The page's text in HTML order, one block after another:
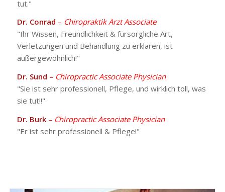
tut."
Dr. Conrad – Chiropraktik Arzt Associate
"Ihr Wissen, Freundlichkeit & fürsorgliche Art,
Verletzungen und Behandlung zu erklären, ist
außergewöhnlich!"
Dr. Sund – Chiropractic Associate Physician
"Sie ist sehr professionell, Pflege, und wirklich toll, was
sie tut!!"
Dr. Burk– Chiropractic Associate Physician
"Er ist sehr professionell & Pflege!"